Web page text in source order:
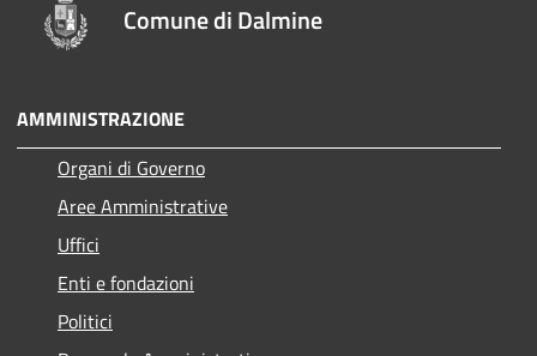
Comune di Dalmine
AMMINISTRAZIONE
Organi di Governo
Aree Amministrative
Uffici
Enti e fondazioni
Politici